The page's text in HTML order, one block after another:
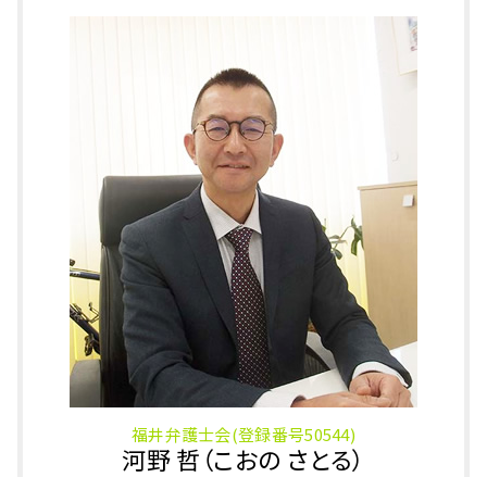
遺留分 計算
成年後見制度 手続き
不動産 登記事項証明書
遺産分割協議書 作成
刑事事件 弁護士 費用
詐欺罪 示談金
勾留延長 理由
盗撮 示談金
万引き 示談
相続 石川県 相談
刑事事件 大野市 弁護士
刑事事件 小松市 弁護士
刑事事件 鯖江市 弁護士
相続 あわら市 弁護士
相続 坂井市 相談
刑事事件 越前市 相談
刑事事件 加賀市 相談
相続 鯖江市 弁護士
相続 福井県 弁護士
刑事事件 越前市 弁護士
福井弁護士会(登録番号50544)
河野 哲（こおの さとる）